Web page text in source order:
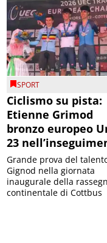
SPORT
Ciclismo su pista:
Etienne Grimod
bronzo europeo
23
Grande prova del
Gignod nella giornata
inaugurale della
continentale di Cottbus